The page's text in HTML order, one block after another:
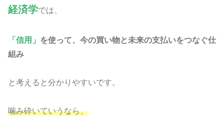
経済学では、
「信用」 を使って、今の買い物と未来の支払いをつなぐ仕
組み
と考えると分かりやすいです。
噛み砕いていうなら、